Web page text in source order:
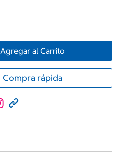
Agregar al Carrito
Compra rápida